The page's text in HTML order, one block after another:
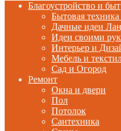
Благоустройство и быт
Бытовая
Дачные идеи
Идеи своими
Интерьер и
Мебель и
Сад и Огород
Ремонт
Окна и двери
Пол
Потолок
Сантехника